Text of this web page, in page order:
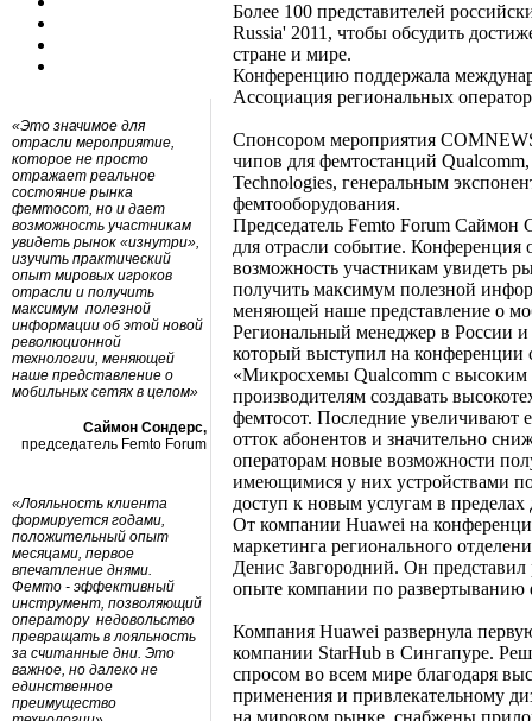
«Это значимое для
отрасли мероприятие,
которое не просто
отражает реальное
состояние рынка
фемтосот, но и дает
возможность участникам
увидеть рынок «изнутри»,
изучить практический
опыт мировых игроков
отрасли и получить
максимум полезной
информации об этой новой
революционной
технологии, меняющей
наше представление о
мобильных сетях в целом»
Саймон Сондерс,
председатель Femto Forum
«Лояльность клиента
формируется годами,
положительный опыт
месяцами, первое
впечатление днями.
Фемто - эффективный
инструмент, позволяющий
оператору недовольство
превращать в лояльность
за считанные дни. Это
важное, но далеко не
единственное
преимущество
Более 100 представителей
Russia' 2011, чтобы обсудить
стране и мире.
Конференцию поддержала
Ассоциация региональных
Спонсором мероприятия
чипов для фемтостанций
Technologies, генеральным
фемтооборудования.
Председатель Femto Forum Саймон
для отрасли событие. Конференция
возможность участникам увидеть
получить максимум полезной
меняющей наше представление о
Региональный менеджер в России
который выступил на конференции
«Микросхемы Qualcomm с высоким
производителям создавать
фемтосот. Последние увеличивают
отток абонентов и значительно
операторам новые возможности
имеющимися у них устройствами
доступ к новым услугам в пределах
От компании Huawei на
маркетинга регионального
Денис Завгородний. Он
опыте компании по развертыванию
Компания Huawei развернула
компании StarHub в Сингапуре.
спросом во всем мире благодаря
применения и привлекательному
на мировом рынке, снабжены